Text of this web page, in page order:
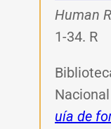
Human
1-34. R
uía de